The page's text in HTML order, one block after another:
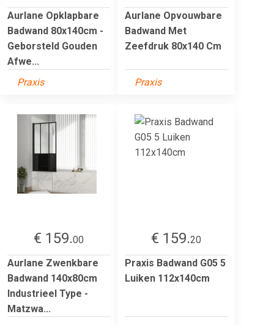
Aurlane Opklapbare
Badwand 80x140cm -
Geborsteld Gouden
Afwe...
Praxis
Aurlane Opvouwbare
Badwand Met
Zeefdruk 80x140 Cm
Praxis
€ 159.00
Aurlane Zwenkbare
Badwand 140x80cm
Industrieel Type -
Matzwa...
€ 159.20
Praxis Badwand G05 5
Luiken 112x140cm